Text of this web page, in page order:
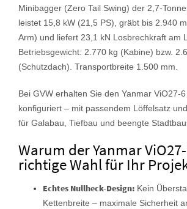
Minibagger (Zero Tail Swing) der 2,7-
leistet 15,8 kW (21,5 PS), gräbt bis 2.940
Arm) und liefert 23,1 kN Losbrechkraft am
Betriebsgewicht: 2.770 kg (Kabine) bzw.
(Schutzdach). Transportbreite 1.500 mm.
Bei GVW erhalten Sie den Yanmar ViO27-
konfiguriert – mit passendem Löffelsatz
für Galabau, Tiefbau und beengte
Warum der Yanmar
richtige Wahl für Ihr
Echtes Nullheck-Design: Kein
Kettenbreite – maximale Sicherheit